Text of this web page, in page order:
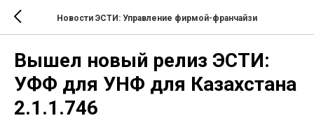
Новости ЭСТИ: Управление фирмой-франчайзи
Вышел новый релиз ЭСТИ:
УФФ для УНФ для Казахстана
2.1.1.746